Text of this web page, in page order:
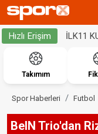
Hızlı Erişim İLK11
Takımım
Spor Haberleri Futbol
BeIN Trio'dan